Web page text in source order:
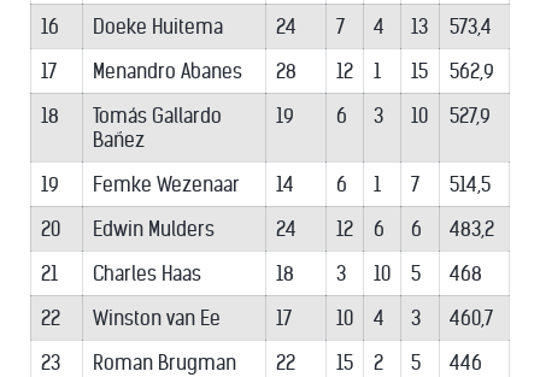
16
Doeke Huitema 24 7 4 13
573,4
17
Menandro Abanes 28 12 1 15
562,9
18
Tomás Gallardo
Bañez
19 6 3 10 527,9
19 Femke Wezenaar 14 6 1 7
514,5
20
Edwin Mulders 24 12 6 6
483,2
21
Charles Haas 18 3 10 5
468
22
Winston van Ee 17 10 4 3
460,7
23
Roman Brugman 22 15 2 5
446